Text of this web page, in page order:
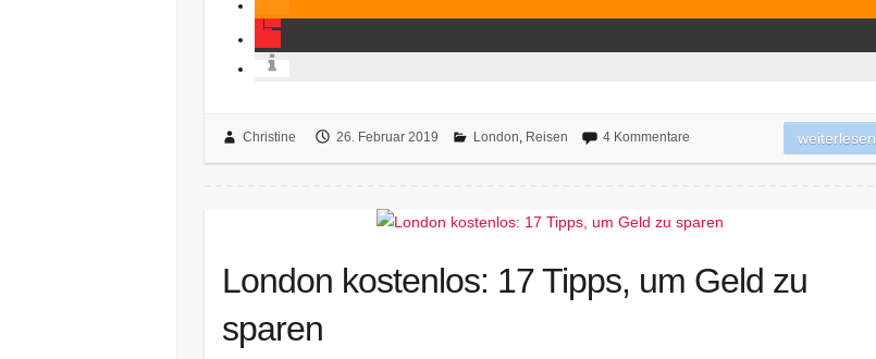
Christine 26. Februar 2019 London, Reisen 4 Kommentare weiterlesen
London kostenlos: 17 Tipps, um Geld zu
sparen